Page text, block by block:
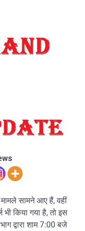
सामने आए हैं, वहीं
किया गया है, तो इस
द्वारा शाम 7:00 बजे